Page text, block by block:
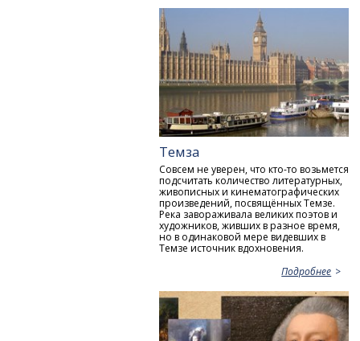
Темза
Совсем не уверен, что кто-то возьмется
подсчитать количество литературных,
живописных и кинематографических
произведений, посвящённых Темзе.
Река завораживала великих поэтов и
художников, живших в разное время,
но в одинаковой мере видевших в
Темзе источник вдохновения.
Подробнее